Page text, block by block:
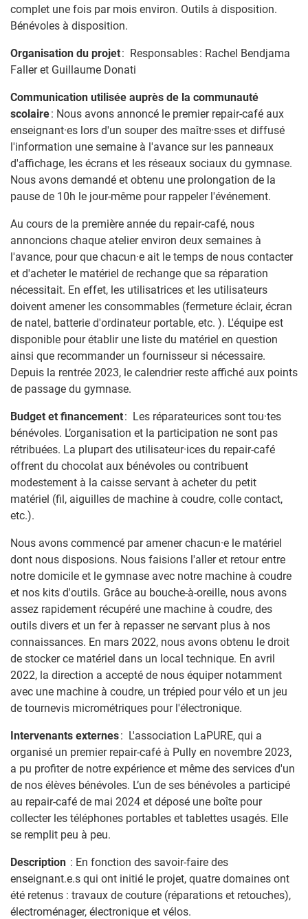
complet une fois par mois environ. Outils à disposition.
Bénévoles à disposition.
Organisation du projet: Responsables : Rachel Bendjama
Faller et Guillaume Donati
Communication utilisée auprès de la communauté
scolaire: Nous avons annoncé le premier repair-café aux
enseignant·es lors d'un souper des maître·sses et diffusé
l'information une semaine à l'avance sur les panneaux
d'affichage, les écrans et les réseaux sociaux du gymnase.
Nous avons demandé et obtenu une prolongation de la
pause de 10h le jour-même pour rappeler l'événement.
Au cours de la première année du repair-café, nous
annoncions chaque atelier environ deux semaines à
l'avance, pour que chacun·e ait le temps de nous contacter
et d'acheter le matériel de rechange que sa réparation
nécessitait. En effet, les utilisatrices et les utilisateurs
doivent amener les consommables (fermeture éclair, écran
de natel, batterie d'ordinateur portable, etc. ). L'équipe est
disponible pour établir une liste du matériel en question
ainsi que recommander un fournisseur si nécessaire.
Depuis la rentrée 2023, le calendrier reste affiché aux points
de passage du gymnase.
Budget et financement: Les réparateurices sont tou·tes
bénévoles. L’organisation et la participation ne sont pas
rétribuées. La plupart des utilisateur·ices du repair-café
offrent du chocolat aux bénévoles ou contribuent
modestement à la caisse servant à acheter du petit
matériel (fil, aiguilles de machine à coudre, colle contact,
etc.).
Nous avons commencé par amener chacun·e le matériel
dont nous disposions. Nous faisions l'aller et retour entre
notre domicile et le gymnase avec notre machine à coudre
et nos kits d'outils. Grâce au bouche-à-oreille, nous avons
assez rapidement récupéré une machine à coudre, des
outils divers et un fer à repasser ne servant plus à nos
connaissances. En mars 2022, nous avons obtenu le droit
de stocker ce matériel dans un local technique. En avril
2022, la direction a accepté de nous équiper notamment
avec une machine à coudre, un trépied pour vélo et un jeu
de tournevis micrométriques pour l'électronique.
Intervenants externes: L'association LaPURE, qui a
organisé un premier repair-café à Pully en novembre 2023,
a pu profiter de notre expérience et même des services d'un
de nos élèves bénévoles. L’un de ses bénévoles a participé
au repair-café de mai 2024 et déposé une boîte pour
collecter les téléphones portables et tablettes usagés. Elle
se remplit peu à peu.
Description : En fonction des savoir-faire des
enseignant.e.s qui ont initié le projet, quatre domaines ont
été retenus : travaux de couture (réparations et retouches),
électroménager, électronique et vélos.